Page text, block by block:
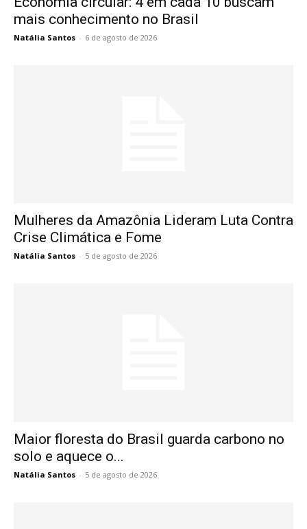
mais conhecimento no Brasil
Natália Santos - 6 de agosto de 2026
Mulheres da Amazônia Lideram Luta Contra
Crise Climática e Fome
Natália Santos - 5 de agosto de 2026
Maior floresta do Brasil guarda carbono no
solo e aquece o...
Natália Santos - 5 de agosto de 2026